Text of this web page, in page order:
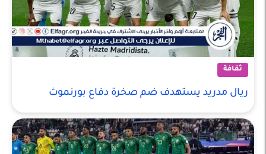
ثقافة
ريال مدريد يستهدف ضم صخرة دفاع بورنموث